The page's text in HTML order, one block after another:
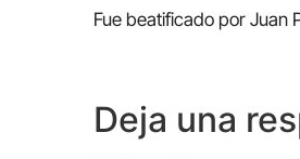
Fue beatificado por Juan
Deja una